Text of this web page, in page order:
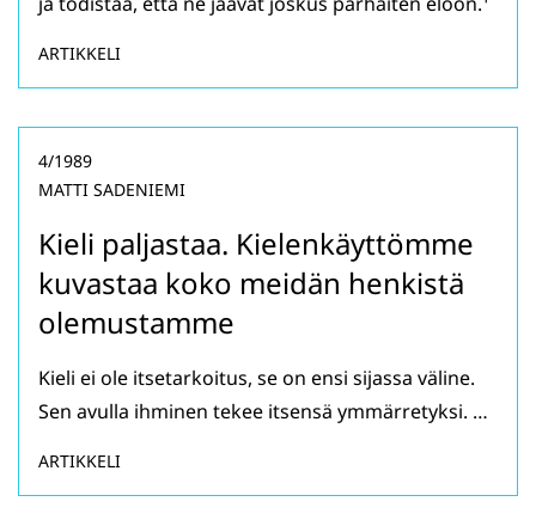
ARTIKKELI
Kieli paljastaa. Kielenkäyttömme
kuvastaa koko meidän henkistä
olemustamme
4/1989
MATTI SADENIEMI
Kieli ei ole itsetarkoitus, se on ensi sijassa väline.
Sen avulla ihminen tekee itsensä ymmärretyksi. …
ARTIKKELI